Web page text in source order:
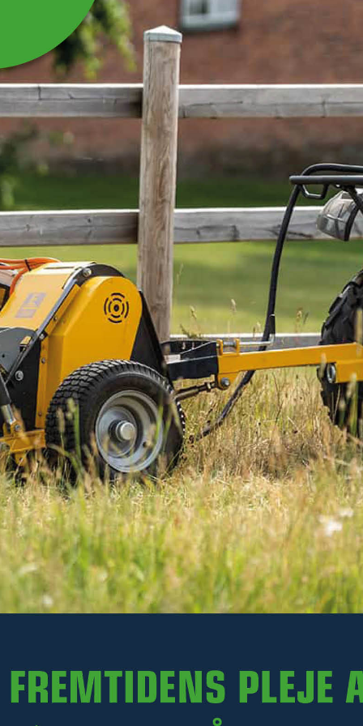
BESKYTTELSESBUR TIL
BRÆNDEKLIPPER
Beskyttelsesbur til brændeklipper 13-KK200
Læs mere
1 850 kr
Ekskl. moms
På lager
- +
LÆG I KURV
Varenr. R13-KK200.046